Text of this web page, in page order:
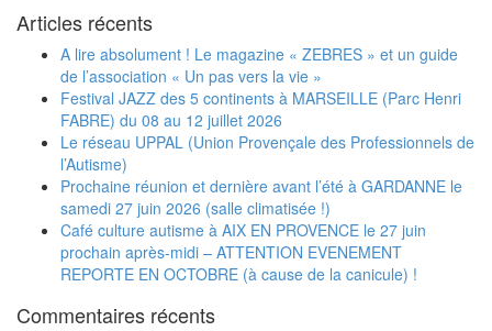
Articles récents
A lire absolument ! Le magazine « ZEBRES » et un guide
de l’association « Un pas vers la vie »
Festival JAZZ des 5 continents à MARSEILLE (Parc Henri
FABRE) du 08 au 12 juillet 2026
Le réseau UPPAL (Union Provençale des Professionnels de
l’Autisme)
Prochaine réunion et dernière avant l’été à GARDANNE le
samedi 27 juin 2026 (salle climatisée !)
Café culture autisme à AIX EN PROVENCE le 27 juin
prochain après-midi – ATTENTION EVENEMENT
REPORTE EN OCTOBRE (à cause de la canicule) !
Commentaires récents